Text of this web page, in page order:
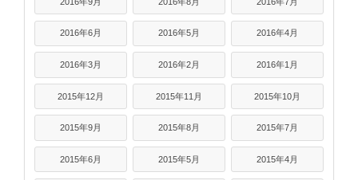
2016年6月 2016年5月 2016年4月
2016年3月 2016年2月 2016年1月
2015年12月 2015年11月 2015年10月
2015年9月 2015年8月 2015年7月
2015年6月 2015年5月 2015年4月